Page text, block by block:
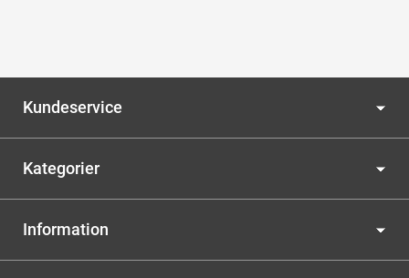
Kundeservice
Kategorier
Information